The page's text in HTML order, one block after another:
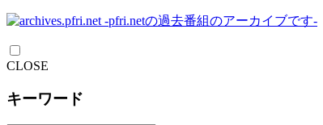
CLOSE
キーワード